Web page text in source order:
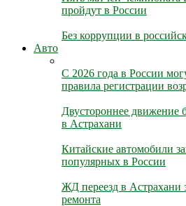
пройдут в России
Без коррупции в
Авто
С 2026 года в России
правила регистрации
Двустороннее движение
в Астрахани
Китайские автомобили
популярных в России
ЖД переезд в Астрахани
ремонта